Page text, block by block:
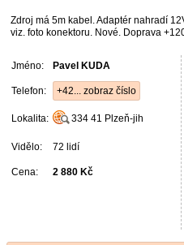
Zdroj má 5m kabel. Adaptér nahradí
viz. foto konektoru. Nové. Doprava
Jméno: Pavel KUDA
Telefon: +42... zobraz číslo
Lokalita: 334 41 Plzeň-jih
Vidělo: 72 lidí
Cena: 2 880 Kč